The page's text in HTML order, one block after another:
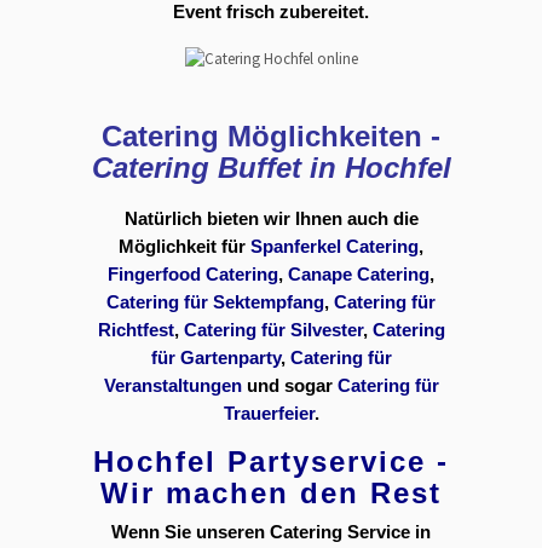
Event frisch zubereitet.
Catering Möglichkeiten -
Catering Buffet in Hochfel
Natürlich bieten wir Ihnen auch die
Möglichkeit für Spanferkel Catering,
Fingerfood Catering, Canape Catering,
Catering für Sektempfang, Catering für
Richtfest, Catering für Silvester, Catering
für Gartenparty, Catering für
Veranstaltungenund sogar Catering für
Trauerfeier.
Hochfel Partyservice -
Wir machen den Rest
Wenn Sie unseren Catering Service in